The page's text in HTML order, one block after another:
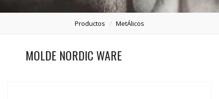
Productos MetÁlicos
MOLDE NORDIC WARE